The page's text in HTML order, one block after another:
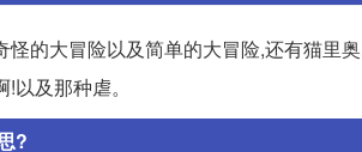
怪的大冒险以及简单的大冒险,还有猫里
以及那种虐。
?